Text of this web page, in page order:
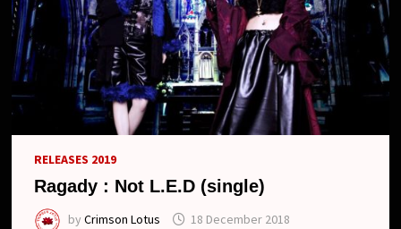
RELEASES 2019
Ragady : Not L.E.D (single)
byCrimson Lotus 18 December 2018